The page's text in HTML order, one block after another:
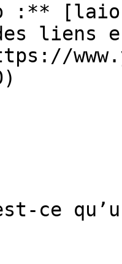
:**
liens
ce